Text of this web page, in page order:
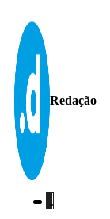
Redação